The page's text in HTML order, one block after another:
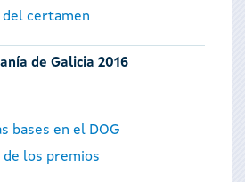
del certamen
de Galicia 2016
bases en el DOG
de los premios